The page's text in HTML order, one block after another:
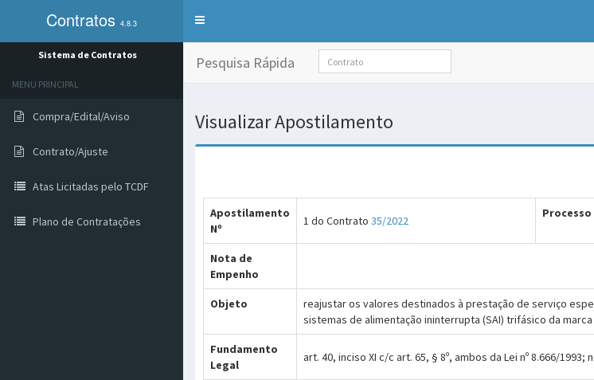
Contratos 4.8.3
Alterna
menu
Sistema de Contratos
MENU PRINCIPAL
Compra/Edital/Aviso
Contrato/Ajuste
Atas Licitadas pelo TCDF
Plano de Contratações
Pesquisa Rápida
Visualizar Apostilamento
Apostilamento
Nº
1 do Contrato 35/2022
Processo
Nota de
Empenho
Objeto
reajustar os valores destinados à prestação de serviço
sistemas de alimentação ininterrupta (SAI) trifásico da marca
Fundamento
Legal
art. 40, inciso XI c/c art. 65, § 8º, ambos da Lei nº 8.666/